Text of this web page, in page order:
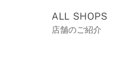
ALL SHOPS
店舗のご紹介